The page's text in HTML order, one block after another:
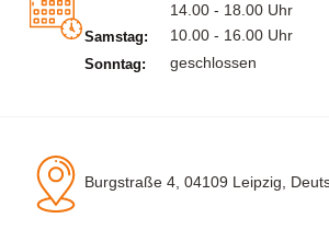
14.00 - 18.00 Uhr
Samstag: 10.00 - 16.00 Uhr
Sonntag: geschlossen
Burgstraße 4, 04109 Leipzig,